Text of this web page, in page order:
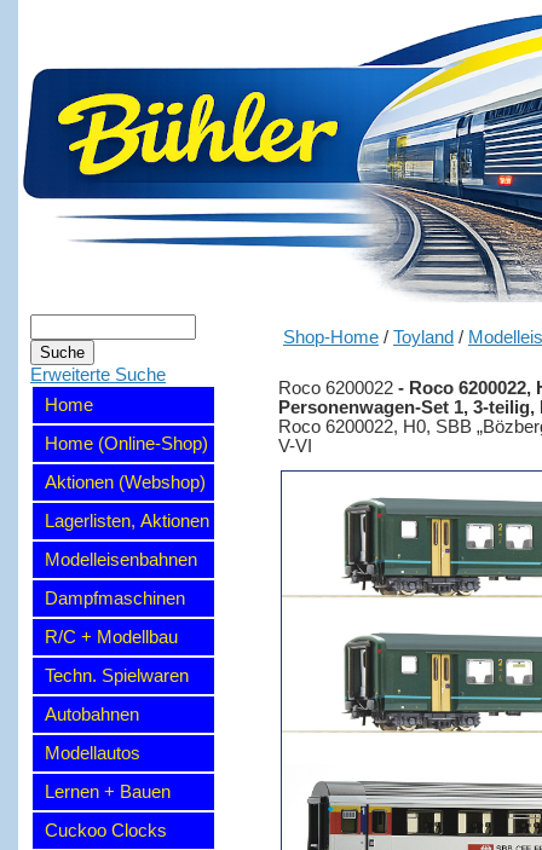
Erweiterte Suche
Home
Home (Online-Shop)
Aktionen (Webshop)
Lagerlisten, Aktionen
Modelleisenbahnen
Dampfmaschinen
R/C + Modellbau
Techn. Spielwaren
Autobahnen
Modellautos
Lernen + Bauen
Cuckoo Clocks
Shop-Home / Toyland /
Roco 6200022 - Roco
Personenwagen-Set 1, 3-teilig,
Roco 6200022, H0, SBB
V-VI